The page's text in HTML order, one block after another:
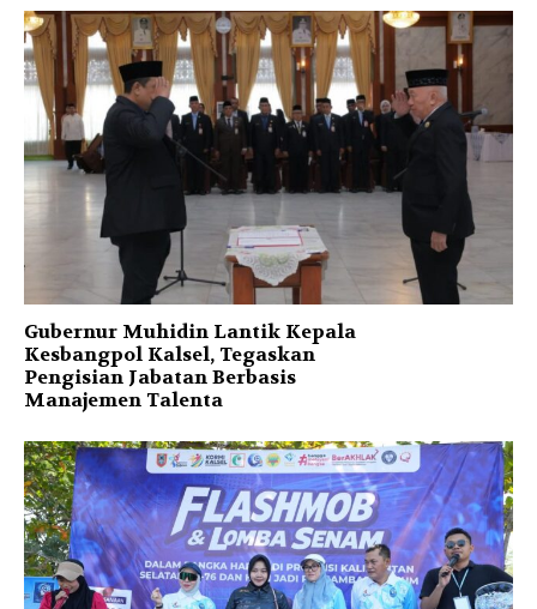
Gubernur Muhidin Lantik Kepala
Kesbangpol Kalsel, Tegaskan
Pengisian Jabatan Berbasis
Manajemen Talenta